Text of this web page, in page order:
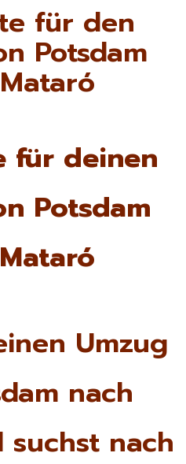
für den
Potsdam
für deinen
Potsdam
Umzug
nach
nach